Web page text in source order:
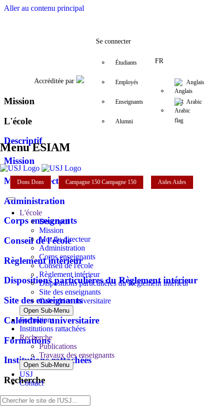
Aller au contenu principal
FacebookTwitter
Accréditée par
Se connecter
Étudiants
Employés
Enseignants
Alumni
FR
Anglais
Arabic
Menu ESIAM
Dons Dons Campagne 150 Campagne 150 AidesAides
L'école
Descriptif
Mission
Mot du directeur
Administration
Corps enseignants
Conseil de l'école
Règlement intérieur
Dispositions particulières du Règlement intérieur
Site des enseignants
Calendrier universitaire
Open Sub-Menu
Formations
Institutions rattachées
Recherche
Publications
Travaux des enseignants
Open Sub-Menu
USJ
Contact
Mission
L'école
Descriptif
Mission
Mot du directeur
Administration
Corps enseignants
Conseil de l'école
Règlement intérieur
Dispositions particulières du Règlement intérieur
Site des enseignants
Calendrier universitaire
Formations
Institutions rattachées
Recherche
Publications